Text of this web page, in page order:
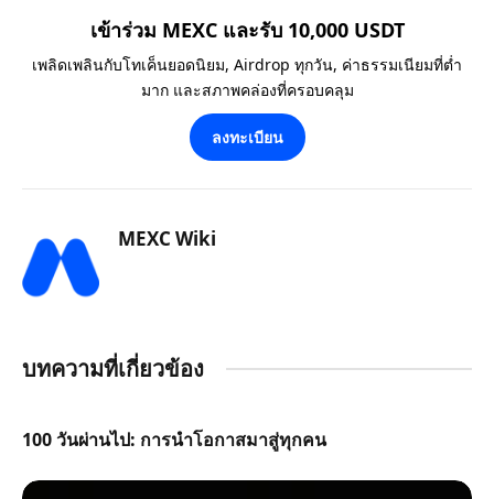
เข้าร่วม MEXC และรับ 10,000 USDT
เพลิดเพลินกับโทเค็นยอดนิยม, Airdrop ทุกวัน, ค่าธรรมเนียมที่ต่ำ
มาก และสภาพคล่องที่ครอบคลุม
ลงทะเบียน
MEXC Wiki
บทความที่เกี่ยวข้อง
100 วันผ่านไป: การนำโอกาสมาสู่ทุกคน